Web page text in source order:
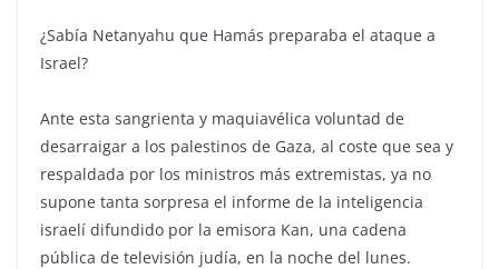
¿Sabía Netanyahu que Hamás preparaba el ataque a
Israel?
Ante esta sangrienta y maquiavélica voluntad de
desarraigar a los palestinos de Gaza, al coste que sea y
respaldada por los ministros más extremistas, ya no
supone tanta sorpresa el informe de la inteligencia
israelí difundido por la emisora Kan, una cadena
pública de televisión judía, en la noche del lunes.